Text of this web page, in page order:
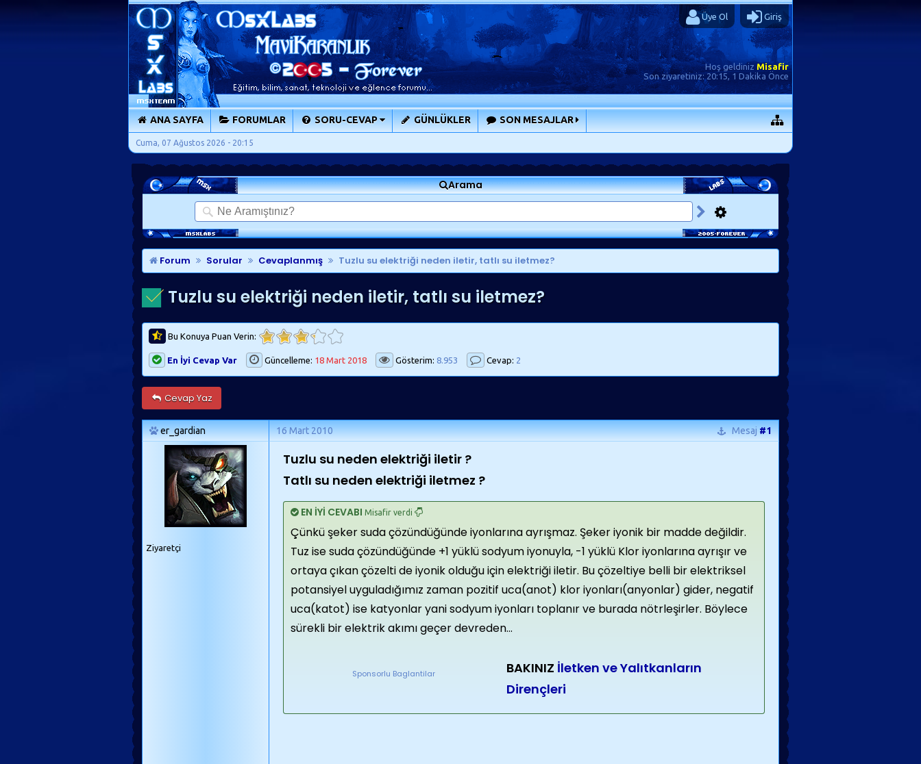
Üye Ol Giriş
Hoş geldiniz Misafir
Son ziyaretiniz:20:15, 1 Dakika Önce
ANA SAYFA FORUMLAR SORU-CEVAP GÜNLÜKLER SON MESAJLAR
Cuma, 07 Ağustos 2026 - 20:15
Arama
Forum Sorular Cevaplanmış Tuzlu su elektriği neden iletir, tatlı su iletmez?
Tuzlu su elektriği neden iletir, tatlı su iletmez?
Bu Konuya Puan Verin:
En İyi Cevap Var Güncelleme: 18 Mart 2018 Gösterim: 8.953 Cevap: 2
Cevap Yaz
er_gardian 16 Mart 2010 Mesaj#1
Ziyaretçi
Tuzlu su neden elektriği iletir ?
Tatlı su neden elektriği iletmez ?
EN İYİ CEVABI Misafir verdi
Çünkü şeker suda çözündüğünde iyonlarına ayrışmaz. Şeker iyonik bir madde değildir.
Tuz ise suda çözündüğünde +1 yüklü sodyum iyonuyla, -1 yüklü Klor iyonlarına ayrışır ve
ortaya çıkan çözelti de iyonik olduğu için elektriği iletir. Bu çözeltiye belli bir elektriksel
potansiyel uyguladığımız zaman pozitif uca(anot) klor iyonları(anyonlar) gider, negatif
uca(katot) ise katyonlar yani sodyum iyonları toplanır ve burada nötrleşirler. Böylece
sürekli bir elektrik akımı geçer devreden...
Sponsorlu Baglantilar BAKINIZ İletken ve Yalıtkanların
Dirençleri